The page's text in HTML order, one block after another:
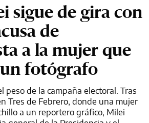
sigue de gira con
de
a la mujer que
fotógrafo
peso de la campaña electoral. Tras
Tres de Febrero, donde una mujer
a un reportero gráfico, Milei